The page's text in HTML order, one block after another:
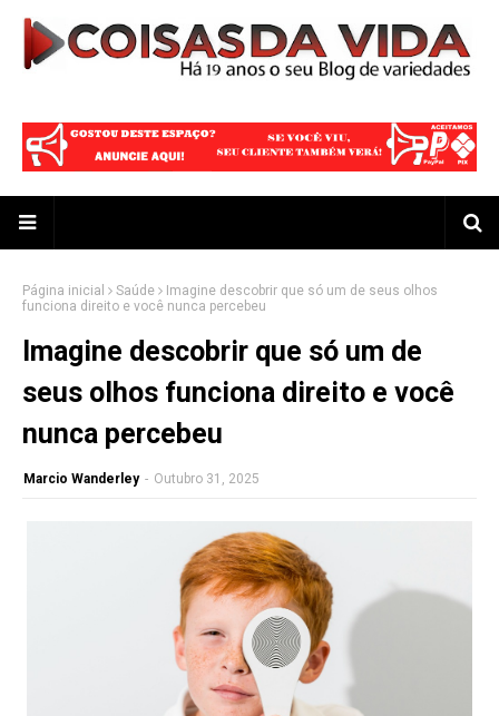
Página inicial Saúde
Imagine descobrir que só um de seus olhos
funciona direito e você nunca percebeu
Imagine descobrir que só um de
seus olhos funciona direito e você
nunca percebeu
Marcio Wanderley - Outubro 31, 2025